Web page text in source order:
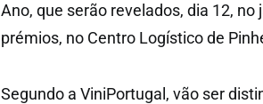
Ano, que serão revelados, dia 12,
prémios, no Centro Logístico de
Segundo a ViniPortugal, vão ser